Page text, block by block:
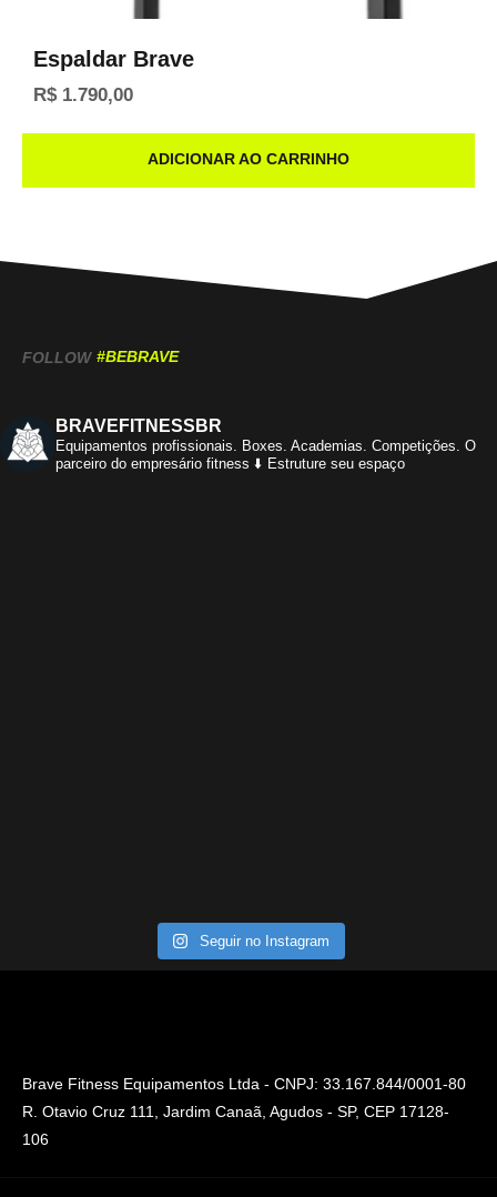
Espaldar Brave
R$1.790,00
ADICIONAR AO CARRINHO
FOLLOW #BEBRAVE
BRAVEFITNESSBR
Equipamentos profissionais. Boxes. Academias. Competições. O
parceiro do empresário fitness ⬇️ Estruture seu espaço
Seguir no Instagram
Brave Fitness Equipamentos Ltda - CNPJ: 33.167.844/0001-80
R. Otavio Cruz 111, Jardim Canaã, Agudos - SP, CEP 17128-
106